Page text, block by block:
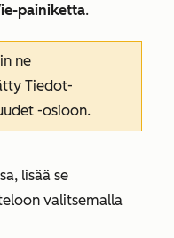
painiketta.
ne
Tiedot-
-osioon.
lisää se
valitsemalla